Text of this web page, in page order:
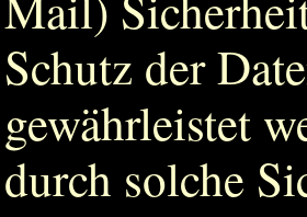
Schutz der
gewährleistet
durch solche